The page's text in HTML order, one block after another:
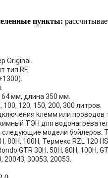
пункты:
Original.
тип RF.
мм, длина 350 мм.
120, 150, 200, 300 литров.
клемм или проводов
ТЭН для
модели бойлеров:
80H, 100H, Термекс RZL 120
GTR 30H, 50H, 80H, 100H,
20043, 30053, 20053.